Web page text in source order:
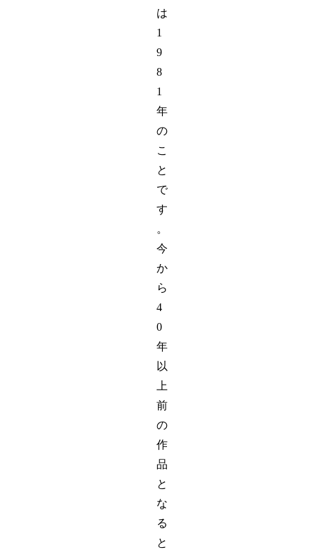
は
1
9
8
1
年
の
こ
と
で
す
。
今
か
ら
4
0
年
以
上
前
の
作
品
と
な
る
と